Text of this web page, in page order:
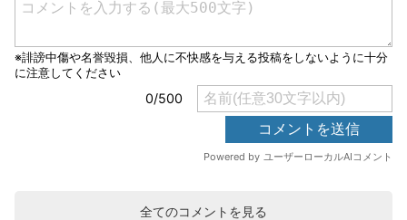
全てのコメントを見る